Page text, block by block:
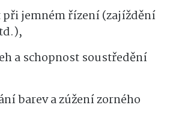
při jemném řízení (zajíždění
a schopnost soustředění
barev a zúžení zorného